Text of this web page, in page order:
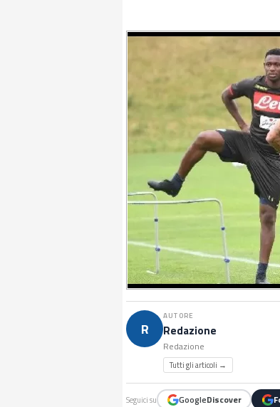
R
AUTORE
Redazione
Redazione
Tutti gli articoli →
Seguici su GoogleDiscover